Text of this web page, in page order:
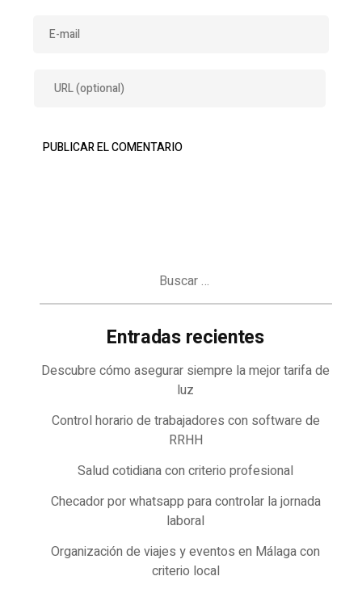
Entradas recientes
Descubre cómo asegurar siempre la mejor tarifa de
luz
Control horario de trabajadores con software de
RRHH
Salud cotidiana con criterio profesional
Checador por whatsapp para controlar la jornada
laboral
Organización de viajes y eventos en Málaga con
criterio local